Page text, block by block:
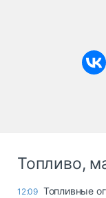
Топливо,
12:09 Топливные